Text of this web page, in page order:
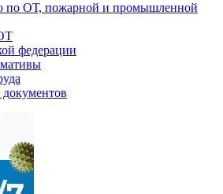
по ОТ, пожарной и промышленной
федерации